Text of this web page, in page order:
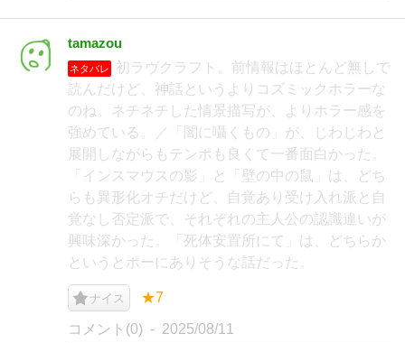
tamazou
ネタバレ
初ラヴクラフト。前情報はほとんど無しで
読んだけど、神話というよりコズミックホラーな
のね。ネチネチした情景描写が、よりホラー感を
強めている。／「闇に囁くもの」が、じわじわと
展開しながらもテンポも良くて一番面白かった。
「インスマウスの影」と「壁の中の鼠」は、どち
らも異形化オチだけど、自覚あり受け入れ派と自
覚なし否定派で、それぞれの主人公の認識違いが
興味深かった。「死体安置所にて」は、どちらか
というとポーにありそうな話だった。
ナイス ★7
コメント(0) 2025/08/11